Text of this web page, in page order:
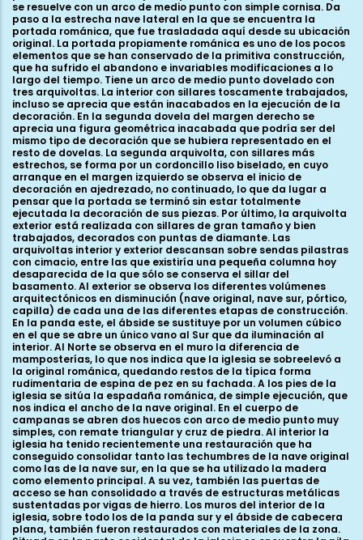
se resuelve con un arco de medio punto con simple cornisa. Da
paso a la estrecha nave lateral en la que se encuentra la
portada románica, que fue trasladada aquí desde su ubicación
original. La portada propiamente románica es uno de los pocos
elementos que se han conservado de la primitiva construcción,
que ha sufrido el abandono e invariables modificaciones a lo
largo del tiempo. Tiene un arco de medio punto dovelado con
tres arquivoltas. La interior con sillares toscamente trabajados,
incluso se aprecia que están inacabados en la ejecución de la
decoración. En la segunda dovela del margen derecho se
aprecia una figura geométrica inacabada que podría ser del
mismo tipo de decoración que se hubiera representado en el
resto de dovelas. La segunda arquivolta, con sillares más
estrechos, se forma por un cordoncillo liso biselado, en cuyo
arranque en el margen izquierdo se observa el inicio de
decoración en ajedrezado, no continuado, lo que da lugar a
pensar que la portada se terminó sin estar totalmente
ejecutada la decoración de sus piezas. Por último, la arquivolta
exterior está realizada con sillares de gran tamaño y bien
trabajados, decorados con puntas de diamante. Las
arquivoltas interior y exterior descansan sobre sendas pilastras
con cimacio, entre las que existiría una pequeña columna hoy
desaparecida de la que sólo se conserva el sillar del
basamento. Al exterior se observa los diferentes volúmenes
arquitectónicos en disminución (nave original, nave sur, pórtico,
capilla) de cada una de las diferentes etapas de construcción.
En la panda este, el ábside se sustituye por un volumen cúbico
en el que se abre un único vano al Sur que da iluminación al
interior. Al Norte se observa en el muro la diferencia de
mamposterías, lo que nos indica que la iglesia se sobreelevó a
la original románica, quedando restos de la típica forma
rudimentaria de espina de pez en su fachada. A los pies de la
iglesia se sitúa la espadaña románica, de simple ejecución, que
nos indica el ancho de la nave original. En el cuerpo de
campanas se abren dos huecos con arco de medio punto muy
simples, con remate triangular y cruz de piedra. Al interior la
iglesia ha tenido recientemente una restauración que ha
conseguido consolidar tanto las techumbres de la nave original
como las de la nave sur, en la que se ha utilizado la madera
como elemento principal. A su vez, también las puertas de
acceso se han consolidado a través de estructuras metálicas
sustentadas por vigas de hierro. Los muros del interior de la
iglesia, sobre todo los de la panda sur y el ábside de cabecera
plana, también fueron restaurados con materiales de la zona.